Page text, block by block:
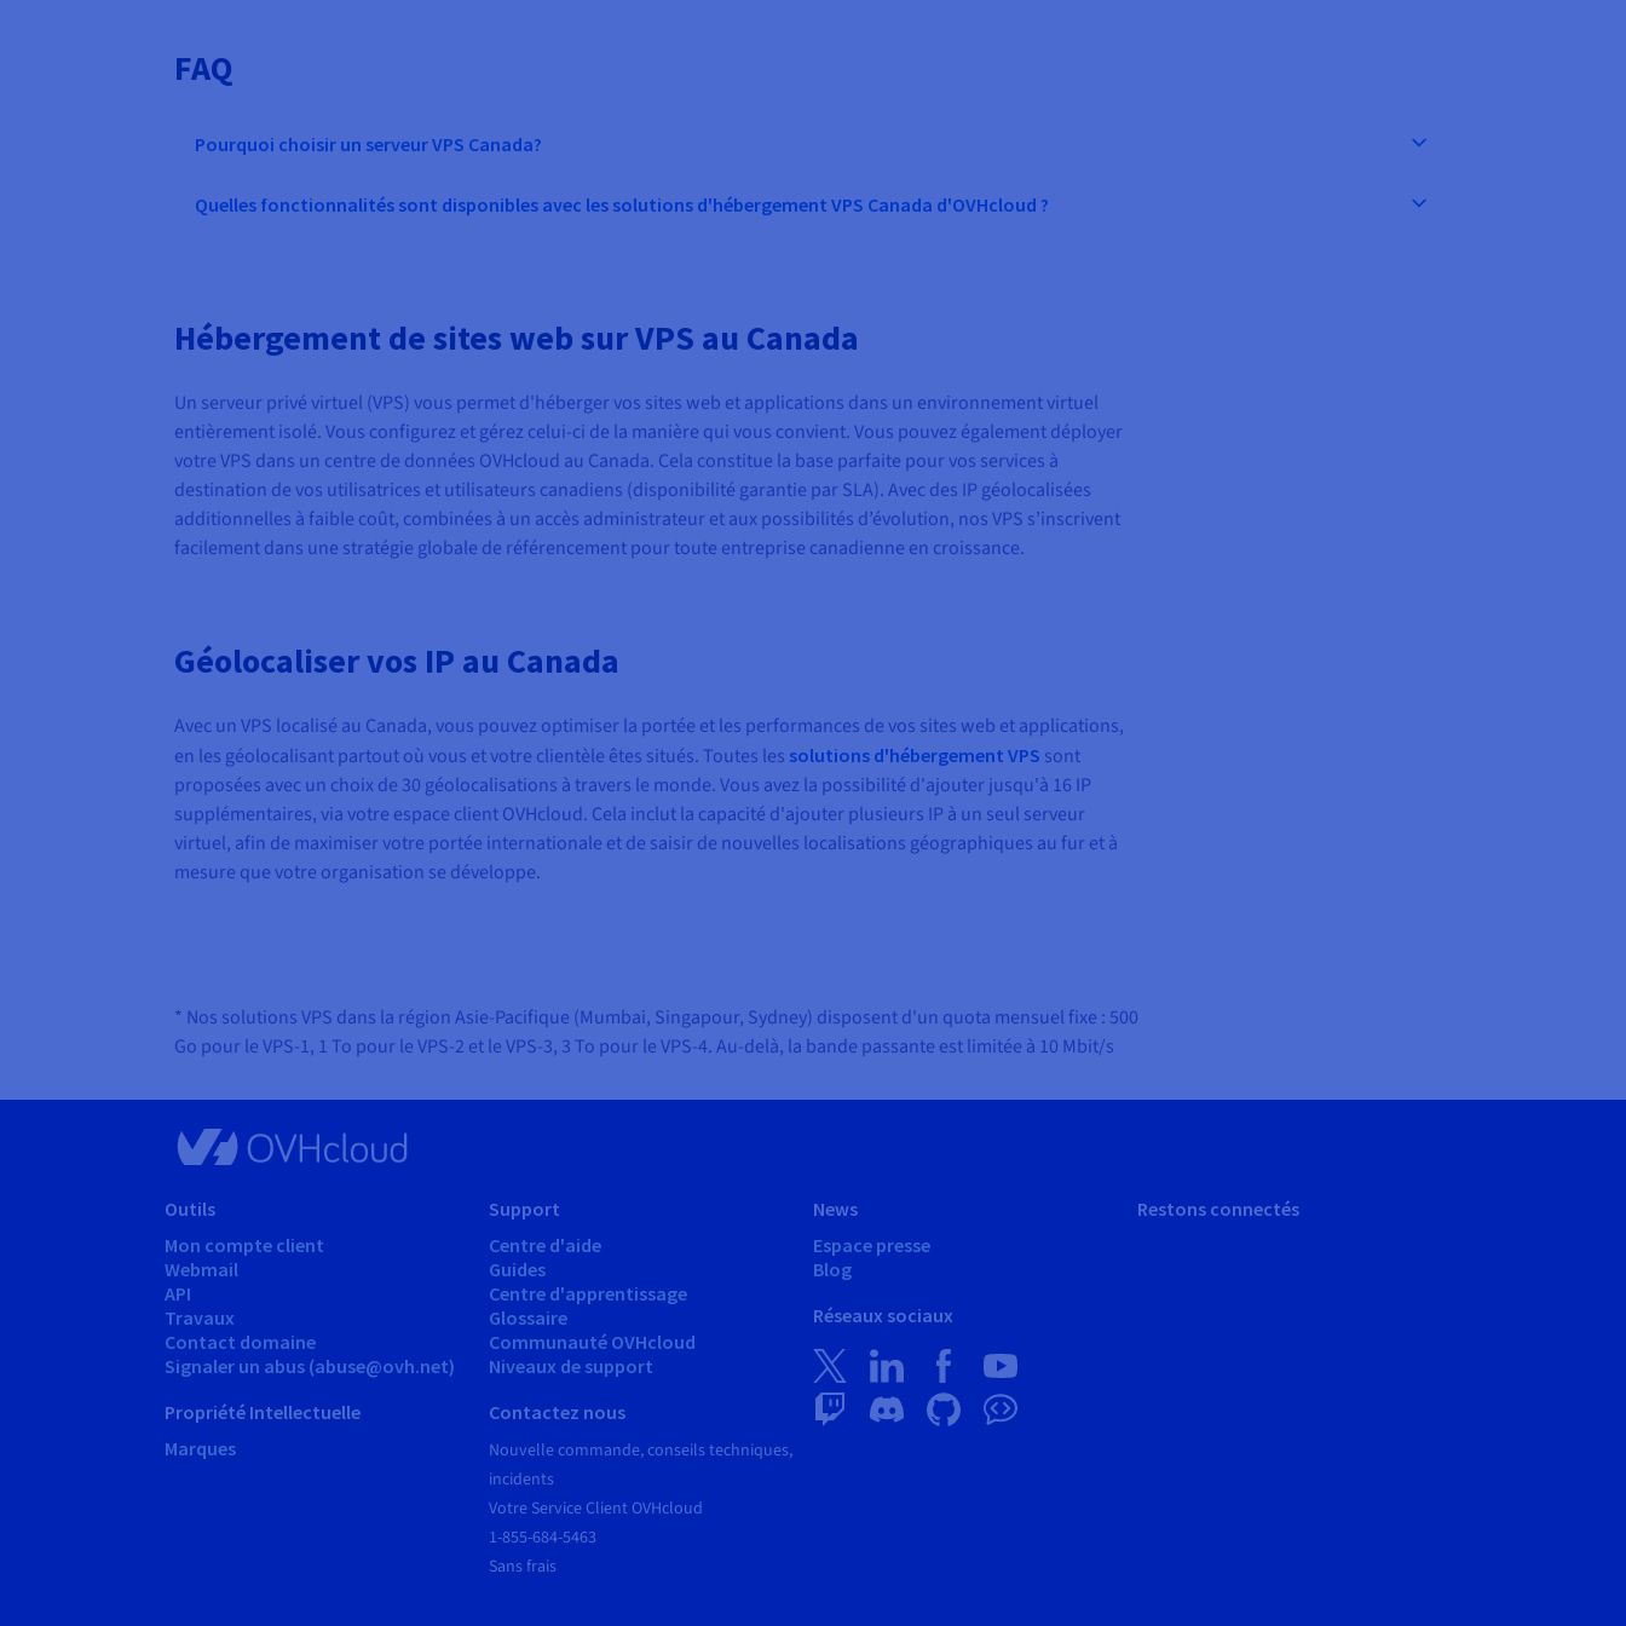
FAQ
Pourquoi choisir un serveur VPS Canada?
Quelles fonctionnalités sont disponibles avec les solutions d'hébergement VPS Canada d'OVHcloud ?
Hébergement de sites web sur VPS au Canada
Un serveur privé virtuel (VPS) vous permet d'héberger vos sites web et applications dans un environnement virtuel
entièrement isolé. Vous configurez et gérez celui-ci de la manière qui vous convient. Vous pouvez également déployer
votre VPS dans un centre de données OVHcloud au Canada. Cela constitue la base parfaite pour vos services à
destination de vos utilisatrices et utilisateurs canadiens (disponibilité garantie par SLA). Avec des IP géolocalisées
additionnelles à faible coût, combinées à un accès administrateur et aux possibilités d’évolution, nos VPS s’inscrivent
facilement dans une stratégie globale de référencement pour toute entreprise canadienne en croissance.
Géolocaliser vos IP au Canada
Avec un VPS localisé au Canada, vous pouvez optimiser la portée et les performances de vos sites web et applications,
en les géolocalisant partout où vous et votre clientèle êtes situés. Toutes les solutions d'hébergement VPS sont
proposées avec un choix de 30 géolocalisations à travers le monde. Vous avez la possibilité d'ajouter jusqu'à 16 IP
supplémentaires, via votre espace client OVHcloud. Cela inclut la capacité d'ajouter plusieurs IP à un seul serveur
virtuel, afin de maximiser votre portée internationale et de saisir de nouvelles localisations géographiques au fur et à
mesure que votre organisation se développe.
* Nos solutions VPS dans la région Asie-Pacifique (Mumbai, Singapour, Sydney) disposent d'un quota mensuel fixe : 500
Go pour le VPS-1, 1 To pour le VPS-2 et le VPS-3, 3 To pour le VPS-4. Au-delà, la bande passante est limitée à 10 Mbit/s
Outils
Mon compte client
Webmail
API
Travaux
Contact domaine
Signaler un abus (abuse@ovh.net)
Propriété Intellectuelle
Marques
Support
Centre d'aide
Guides
Centre d'apprentissage
Glossaire
Communauté OVHcloud
Niveaux de support
Contactez nous
Nouvelle commande, conseils techniques,
incidents
Votre Service Client OVHcloud
1-855-684-5463
Sans frais
News
Espace presse
Blog
Réseaux sociaux
Restons connectés